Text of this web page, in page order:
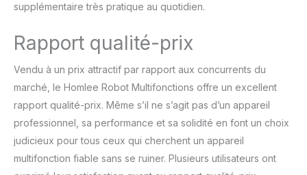
supplémentaire très pratique au quotidien.
Rapport qualité-prix
Vendu à un prix attractif par rapport aux concurrents du
marché, le Homlee Robot Multifonctions offre un excellent
rapport qualité-prix. Même s’il ne s’agit pas d’un appareil
professionnel, sa performance et sa solidité en font un choix
judicieux pour tous ceux qui cherchent un appareil
multifonction fiable sans se ruiner. Plusieurs utilisateurs ont